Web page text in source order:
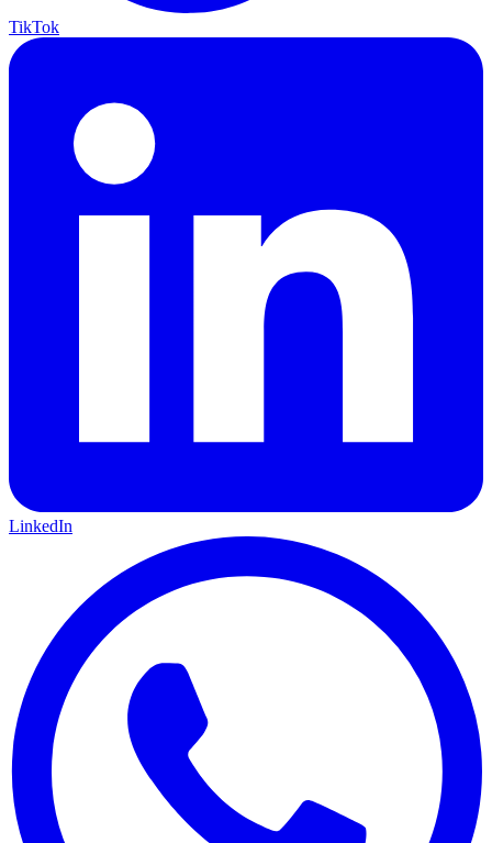
TikTok
LinkedIn